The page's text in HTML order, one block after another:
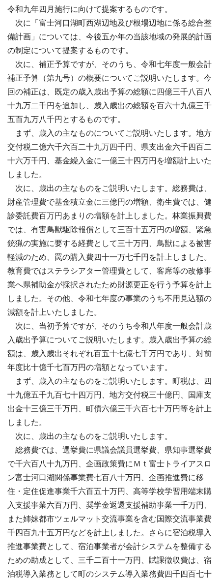
令和九年四月施行に向けて提案するものです。
次に「富士河口湖町西湖辺地及び根場辺地に係る総合整
備計画」については、今後五か年の当該地域の発展的計画
の制定について提案するものです。
次に、補正予算ですが、そのうち、令和七年度一般会計
補正予算（第九号）の概要についてご説明いたします。今
回の補正は、既定の歳入歳出予算の総額に四億三千八百八
十九万二千円を追加し、歳入歳出の総額を百六十九億三千
五百九万八千円とするものです。
まず、歳入の主なものについてご説明いたします。地方
交付税二億六千六百二十九万四千円、県支出金六千四百二
十六万千円、基金繰入金に一億三十四万円を増額計上いた
しました。
次に、歳出の主なものをご説明いたします。総務費は、
財産管理費で基金積立金に三億円の増額、衛生費では、健
診委託費百万円あまりの増額を計上しました。林業振興費
では、有害鳥獣駆除報償として三百十五万円の増額、緊急
銃猟の実施に要する経費として三十万円、鳥獣による被害
軽減のため、罠の購入費四十一万七千円を計上しました。
教育費ではステラシアター管理費として、客席等の改修事
業へ県補助金が採択されたため財源更正を行う予算を計上
しました。その他、令和七年度の事業のうち不用見込額の
減額を計上いたしました。
次に、当初予算ですが、そのうち令和八年度一般会計歳
入歳出予算についてご説明いたします。歳入歳出予算の総
額は、歳入歳出それぞれ百五十七億七千万円であり、対前
年度比十億千七百万円の増額となっています。
まず、歳入の主なものをご説明いたします。町税は、四
十九億五千九百七十四万円、地方交付税三十億円、国庫支
出金十三億三千万円、町債六億三千六百七十万円等を計上
しました。
次に、歳出の主なものをご説明いたします。
総務費では、選挙費に県議会議員選挙費、県知事選挙費
で千六百八十九万円、企画政策費にＭｔ富士トライアスロ
ン富士河口湖関係事業費七百八十万円、企画推進費に移
住・定住促進事業千六百五十万円、高等学校学習用端末購
入支援事業六百万円、奨学金返還支援補助事業一千万円、
また姉妹都市ツェルマット交流事業を含む国際交流事業費
千四百九十五万円などを計上しました。さらに宿泊税導入
推進事業費として、宿泊事業者が会計システムを整備する
ための助成として、三千二百十一万円、賦課徴収費は、宿
泊税導入業務として町のシステム導入業務費四千四百七十